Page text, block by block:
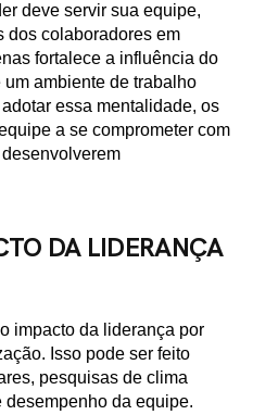
deve servir sua equipe,
dos colaboradores em
fortalece a influência do
um ambiente de trabalho
essa mentalidade, os
a se comprometer com
DA LIDERANÇA
impacto da liderança por
Isso pode ser feito
pesquisas de clima
da equipe.